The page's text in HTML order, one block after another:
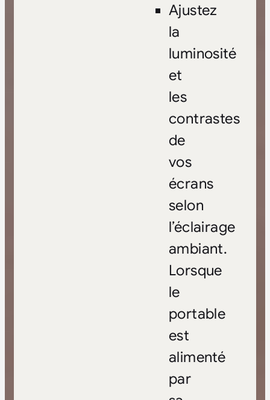
Ajustez
la
luminosité
et
les
contrastes
de
vos
écrans
selon
l’éclairage
ambiant.
Lorsque
le
portable
est
alimenté
par